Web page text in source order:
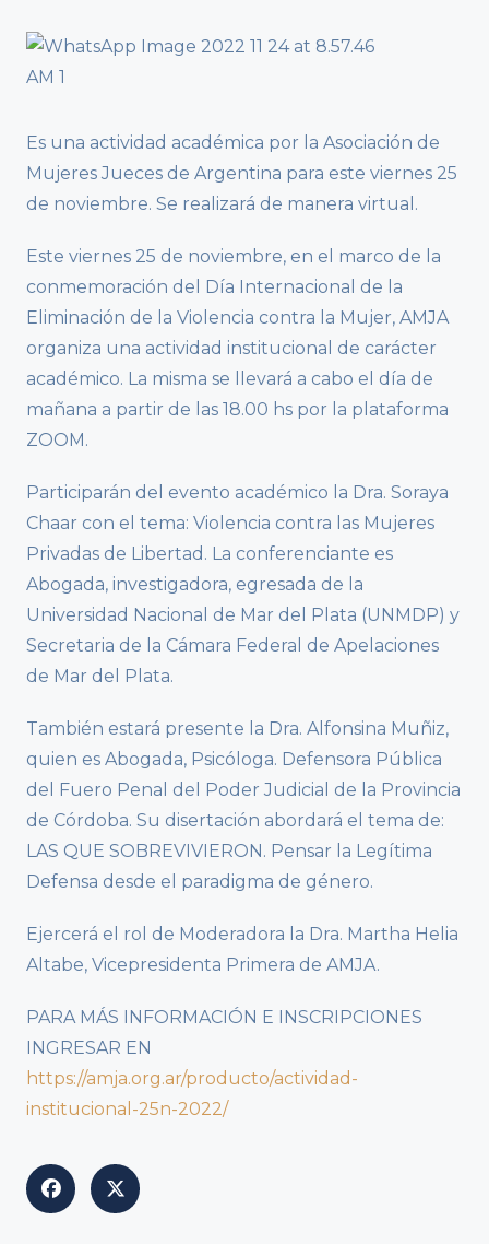
Es una actividad académica por la Asociación de
Mujeres Jueces de Argentina para este viernes 25
de noviembre. Se realizará de manera virtual.
Este viernes 25 de noviembre, en el marco de la
conmemoración del Día Internacional de la
Eliminación de la Violencia contra la Mujer, AMJA
organiza una actividad institucional de carácter
académico. La misma se llevará a cabo el día de
mañana a partir de las 18.00 hs por la plataforma
ZOOM.
Participarán del evento académico la Dra. Soraya
Chaar con el tema: Violencia contra las Mujeres
Privadas de Libertad. La conferenciante es
Abogada, investigadora, egresada de la
Universidad Nacional de Mar del Plata (UNMDP) y
Secretaria de la Cámara Federal de Apelaciones
de Mar del Plata.
También estará presente la Dra. Alfonsina Muñiz,
quien es Abogada, Psicóloga. Defensora Pública
del Fuero Penal del Poder Judicial de la Provincia
de Córdoba. Su disertación abordará el tema de:
LAS QUE SOBREVIVIERON. Pensar la Legítima
Defensa desde el paradigma de género.
Ejercerá el rol de Moderadora la Dra. Martha Helia
Altabe, Vicepresidenta Primera de AMJA.
PARA MÁS INFORMACIÓN E INSCRIPCIONES
INGRESAR EN
https://amja.org.ar/producto/actividad-
institucional-25n-2022/